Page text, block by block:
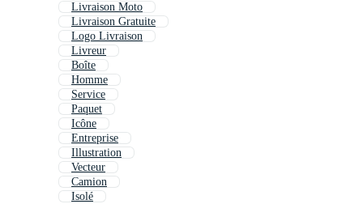
Livraison Moto
Livraison Gratuite
Logo Livraison
Livreur
Boîte
Homme
Service
Paquet
Icône
Entreprise
Illustration
Vecteur
Camion
Isolé